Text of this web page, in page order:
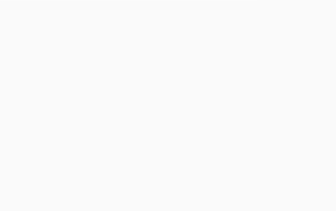
para beber. Se disfruta solo o